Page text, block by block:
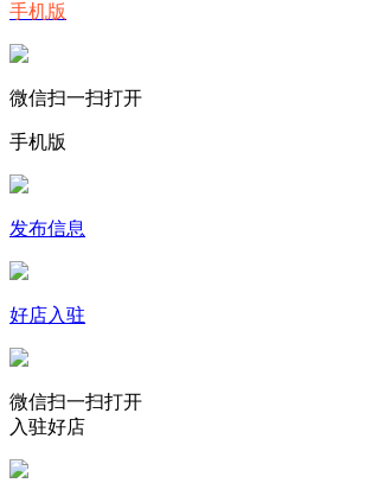
手机版
微信扫一扫打开
手机版
发布信息
好店入驻
微信扫一扫打开
入驻好店